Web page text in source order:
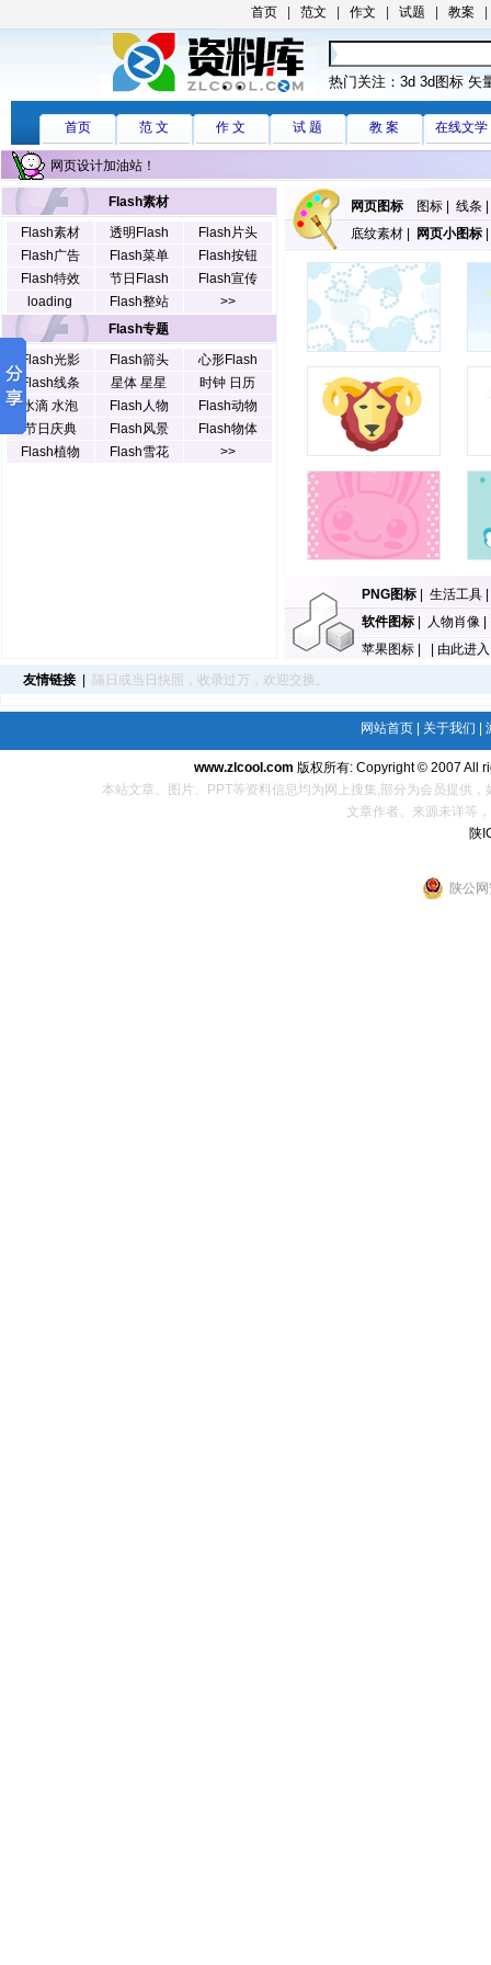
首页 范文 作文 试题 教案
热门关注： 3d 3d图标 矢
首页 范 文 作 文 试 题 教 案 在线文学
网页设计加油站！
Flash素材
Flash素材
透明Flash
Flash片头
Flash广告
Flash菜单
Flash按钮
Flash特效
节日Flash
Flash宣传
loading
Flash整站
>>
Flash专题
Flash光影
Flash箭头
心形Flash
Flash线条
星体 星星
时钟 日历
水滴 水泡
Flash人物
Flash动物
节日庆典
Flash风景
Flash物体
Flash植物
Flash雪花 >>
网页图标 图标 线条
底纹素材
网页小图标
PNG图标| 生活工具
软件图标
人物肖像
苹果图标
由此进
友情链接| 隔日或当日快照，收录过万，欢迎交换。
网站首页 关于我们 |
www.zlcool.com 版权所有: Copyright © 2007 All
本站文章、图片、PPT等资料信息均为网上搜集,部分为会员提供
文章作者、来源未详等
陕
陕公